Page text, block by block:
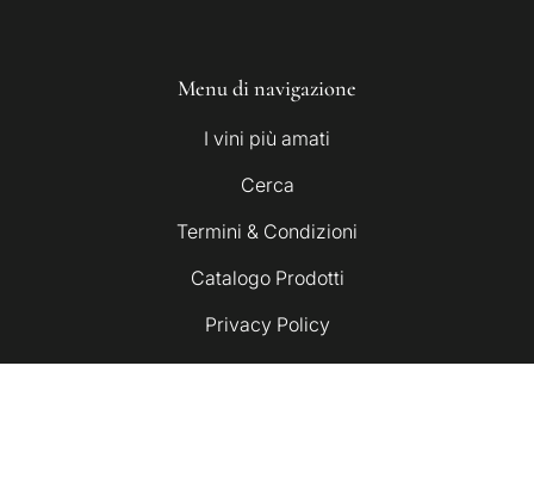
Menu di navigazione
I vini più amati
Cerca
Termini & Condizioni
Catalogo Prodotti
Privacy Policy
Cookie Policy